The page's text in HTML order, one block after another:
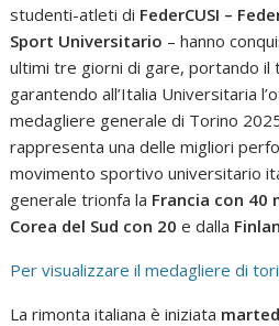
studenti-atleti di FederCUSI –
Sport Universitario – hanno
ultimi tre giorni di gare, portando il
garantendo all’Italia Universitaria
medagliere generale di Torino
rappresenta una delle migliori
movimento sportivo universitario
generale trionfa la Francia con 40
Corea del Sud con 20 e dalla
Per visualizzare il medagliere di
La rimonta italiana è iniziata